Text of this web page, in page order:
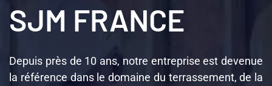
SJM FRANCE
Depuis près de 10 ans, notre entreprise est devenue
la référence dans le domaine du terrassement, de la